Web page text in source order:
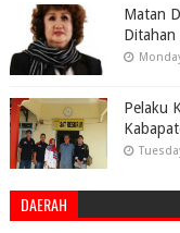
Matan
Ditahan
Pelaku
DAERAH